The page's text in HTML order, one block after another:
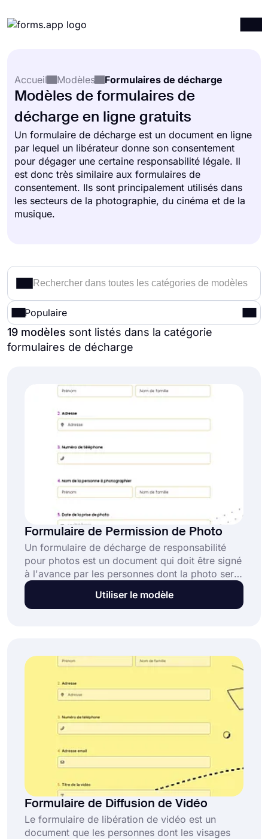
Intégrations
Ressources
Tarification
Accueil
Modèles Formulaires de décharge
Modèles de formulaires de
décharge en ligne gratuits
Un formulaire de décharge est un document en ligne
par lequel un libérateur donne son consentement
pour dégager une certaine responsabilité légale. Il
est donc très similaire aux formulaires de
consentement. Ils sont principalement utilisés dans
les secteurs de la photographie, du cinéma et de la
musique.
Populaire
19 modèles sont listés dans la catégorie
formulaires de décharge
Formulaire de Permission de Photo
Un formulaire de décharge de responsabilité
pour photos est un document qui doit être signé
à l'avance par les personnes dont la photo sera
utilisée. Avec ce formulaire de consentement,
les individus déclarent avoir renoncé à leur droit
propre formulaire.
Utiliser le modèle
Formulaire de Diffusion de Vidéo
Le formulaire de libération de vidéo est un
document que les personnes dont les visages